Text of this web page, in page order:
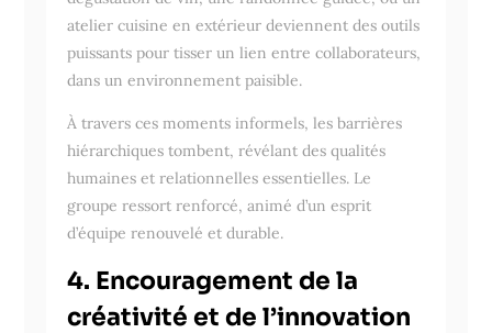
atelier cuisine en extérieur deviennent des outils
puissants pour tisser un lien entre collaborateurs,
dans un environnement paisible.
À travers ces moments informels, les barrières
hiérarchiques tombent, révélant des qualités
humaines et relationnelles essentielles. Le
groupe ressort renforcé, animé d’un esprit
d’équipe renouvelé et durable.
4. Encouragement de la
créativité et de l’innovation